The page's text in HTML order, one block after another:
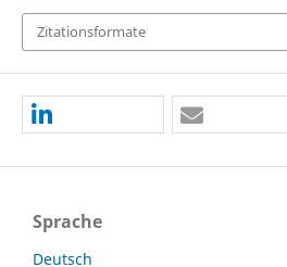
Zitationsformate
Sprache
Deutsch